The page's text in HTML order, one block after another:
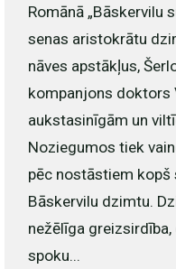
Romānā „Bāskervilu
senas aristokrātu
nāves apstākļus,
kompanjons doktors
aukstasinīgām un
Noziegumos tiek
pēc nostāstiem kopš
Bāskervilu dzimtu.
nežēlīga
spoku...